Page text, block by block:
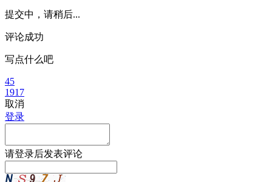
提交中，请稍后...
评论成功
写点什么吧
45
1917
取消
登录
请登录后发表评论